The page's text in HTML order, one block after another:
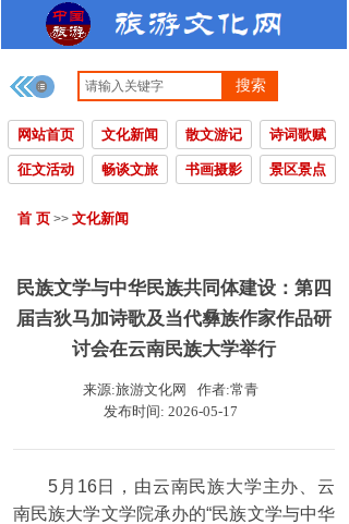
搜索
网站首页 文化新闻 散文游记 诗词歌赋
征文活动 畅谈文旅 书画摄影 景区景点
首 页 >> 文化新闻
民族文学与中华民族共同体建设：第四
届吉狄马加诗歌及当代彝族作家作品研
讨会在云南民族大学举行
来源:旅游文化网 作者:常青
发布时间: 2026-05-17
5月16日，由云南民族大学主办、云
南民族大学文学院承办的“民族文学与中华